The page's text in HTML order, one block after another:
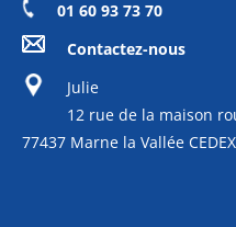
01 60 93 73 70
Contactez-nous
Julie
12 rue de la maison
77437 Marne la Vallée